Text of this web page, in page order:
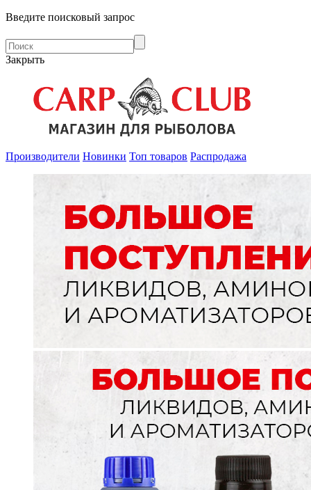
Введите поисковый запрос
Закрыть
Производители Новинки Топ товаров Распродажа